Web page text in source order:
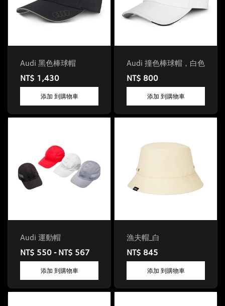
Audi 黑色棒球帽
NT$ 1,430
添加 到購物車
Audi 撞色棒球帽，白色
NT$ 800
添加 到購物車
Audi 運動帽
NT$ 550 - NT$ 567
添加 到購物車
漁夫帽_白
NT$ 845
添加 到購物車